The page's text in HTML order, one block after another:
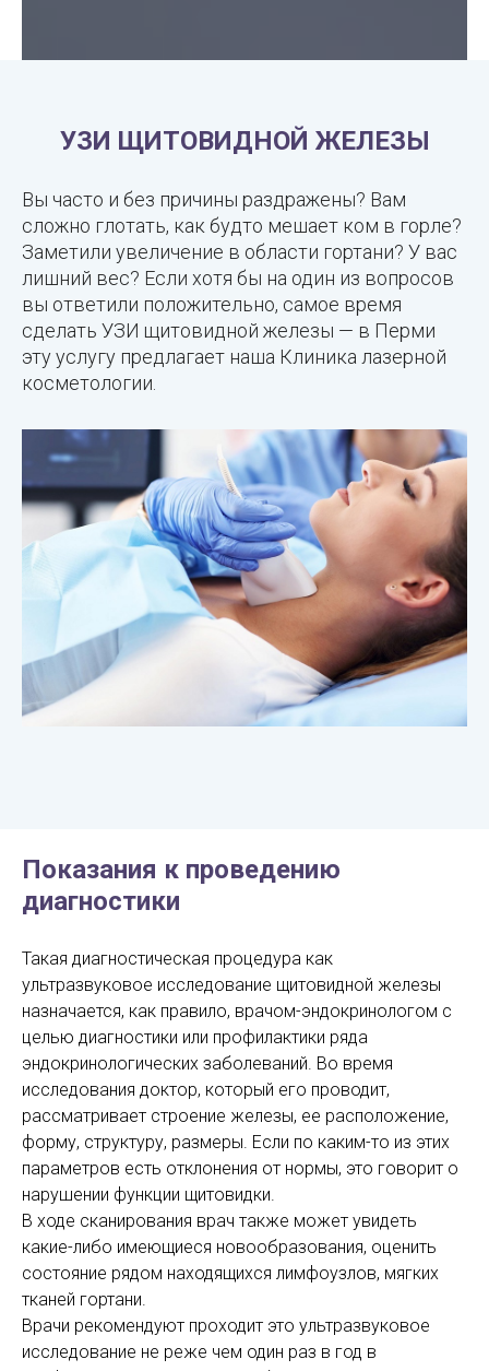
УЗИ ЩИТОВИДНОЙ ЖЕЛЕЗЫ
Вы часто и без причины раздражены? Вам
сложно глотать, как будто мешает ком в горле?
Заметили увеличение в области гортани? У вас
лишний вес? Если хотя бы на один из вопросов
вы ответили положительно, самое время
сделать УЗИ щитовидной железы — в Перми
эту услугу предлагает наша Клиника лазерной
косметологии.
Показания к проведению
диагностики
Такая диагностическая процедура как
ультразвуковое исследование щитовидной железы
назначается, как правило, врачом-эндокринологом с
целью диагностики или профилактики ряда
эндокринологических заболеваний. Во время
исследования доктор, который его проводит,
рассматривает строение железы, ее расположение,
форму, структуру, размеры. Если по каким-то из этих
параметров есть отклонения от нормы, это говорит о
нарушении функции щитовидки.
В ходе сканирования врач также может увидеть
какие-либо имеющиеся новообразования, оценить
состояние рядом находящихся лимфоузлов, мягких
тканей гортани.
Врачи рекомендуют проходит это ультразвуковое
исследование не реже чем один раз в год в